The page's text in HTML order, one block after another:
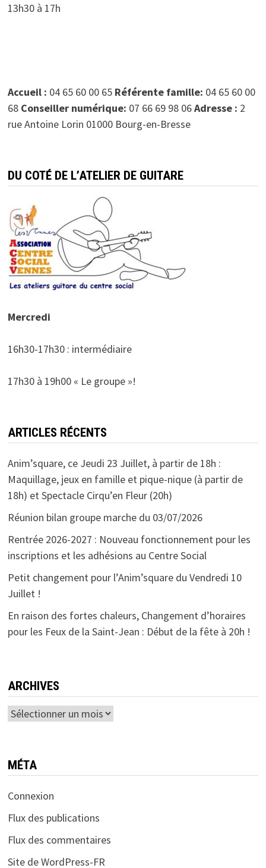
13h30 à 17h
Accueil : 04 65 60 00 65 Référente famille: 04 65 60 00
68 Conseiller numérique: 07 66 69 98 06Adresse : 2
rue Antoine Lorin 01000 Bourg-en-Bresse
DU COTÉ DE L’ATELIER DE GUITARE
Mercredi
16h30-17h30 : intermédiaire
17h30 à 19h00 « Le groupe »!
ARTICLES RÉCENTS
Anim’square, ce Jeudi 23 Juillet, à partir de 18h :
Maquillage, jeux en famille et pique-nique (à partir de
18h) et Spectacle Cirqu’en Fleur (20h)
Réunion bilan groupe marche du 03/07/2026
Rentrée 2026-2027 : Nouveau fonctionnement pour les
inscriptions et les adhésions au Centre Social
Petit changement pour l’Anim’square du Vendredi 10
Juillet !
En raison des fortes chaleurs, Changement d’horaires
pour les Feux de la Saint-Jean : Début de la fête à 20h !
ARCHIVES
Archives
MÉTA
Connexion
Flux des publications
Flux des commentaires
Site de WordPress-FR